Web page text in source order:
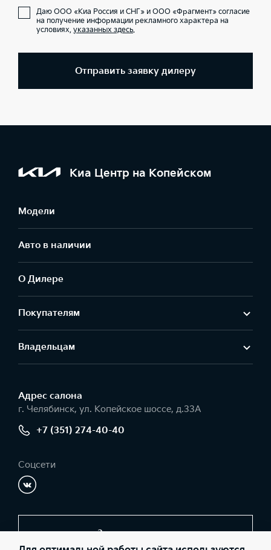
Даю ООО «Киа Россия и СНГ» и ООО «Фрагмент» согласие
на получение информации рекламного характера на
условиях, указанных здесь.
Отправить заявку дилеру
Киа Центр на Копейском
Модели
Авто в наличии
О Дилере
Покупателям
Владельцам
Адрес салонa
г. Челябинск, ул. Копейское шоссе, д.33А
+7 (351) 274-40-40
Соцсети
Заказать звонок